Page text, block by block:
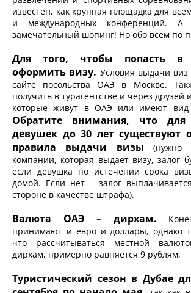
известен, как крупная площадка для
и международных конференций.
замечательный шопинг! Но обо всем по
Для того, чтобы попасть
оформить визу. Условия выдачи
сайте посольства ОАЭ в Москве.
получить в турагентстве и через друзей
которые живут в ОАЭ или имеют вид
Обратите внимания, что для
девушек до 30 лет существуют
правила выдачи визы (нужно
компании, которая выдает визу, залог
если девушка по истечении срока
домой. Если нет – залог
стороне в качестве штрафа).
Валюта ОАЭ – дирхам.
принимают и евро и доллары, однако
что рассчитываться местной
дирхам, примерно равняется 9 рублям.
Туристический сезон в Дубае